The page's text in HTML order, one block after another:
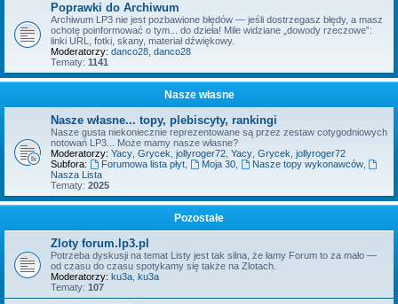
Poprawki do Archiwum
Archiwum LP3 nie jest pozbawione błędów — jeśli dostrzegasz błędy, a masz
ochotę poinformować o tym... do dzieła! Mile widziane „dowody rzeczowe”:
linki URL, fotki, skany, materiał dźwiękowy.
Moderatorzy: danco28 danco28
Tematy: 1141
Nasze własne
Nasze własne... topy, plebiscyty, rankingi
Nasze gusta niekoniecznie reprezentowane są przez zestaw cotygodniowych
notowań LP3... Może mamy nasze własne?
Moderatorzy: Yacy Grycek jollyroger72 Yacy Grycek jollyroger72
Subfora:
Forumowa lista płyt, Moja 30, Nasze topy wykonawców,
Nasza Lista
Tematy: 2025
Pozostałe
Zloty forum.lp3.pl
Potrzeba dyskusji na temat Listy jest tak silna, że łamy Forum to za mało —
od czasu do czasu spotykamy się także na Zlotach.
Moderatorzy: ku3a ku3a
Tematy: 107